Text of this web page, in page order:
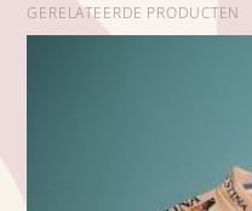
GERELATEERDE PRODUCTEN